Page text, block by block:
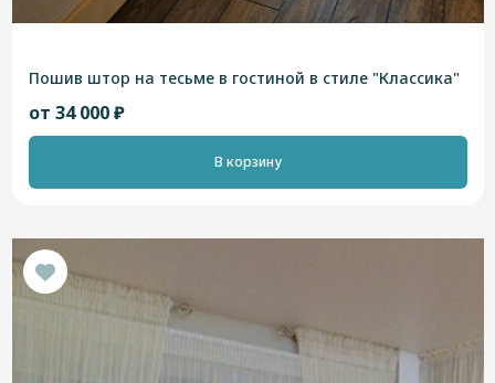
Пошив штор на тесьме в гостиной в стиле "Классика"
от 34 000 ₽
В корзину